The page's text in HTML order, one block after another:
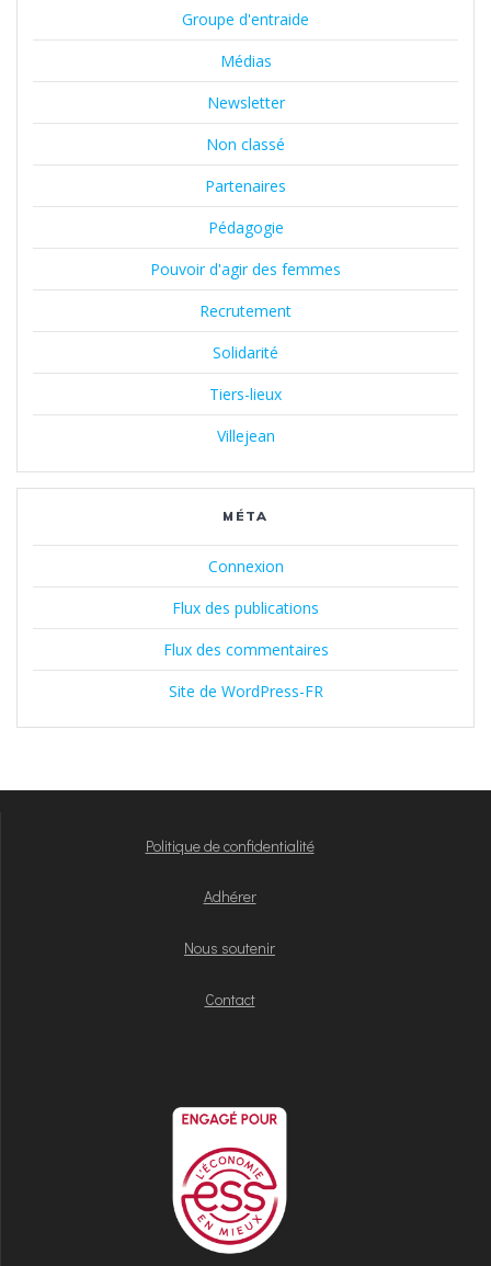
Groupe d'entraide
Médias
Newsletter
Non classé
Partenaires
Pédagogie
Pouvoir d'agir des femmes
Recrutement
Solidarité
Tiers-lieux
Villejean
MÉTA
Connexion
Flux des publications
Flux des commentaires
Site de WordPress-FR
Politique de confidentialité
Adhérer
Nous soutenir
Contact